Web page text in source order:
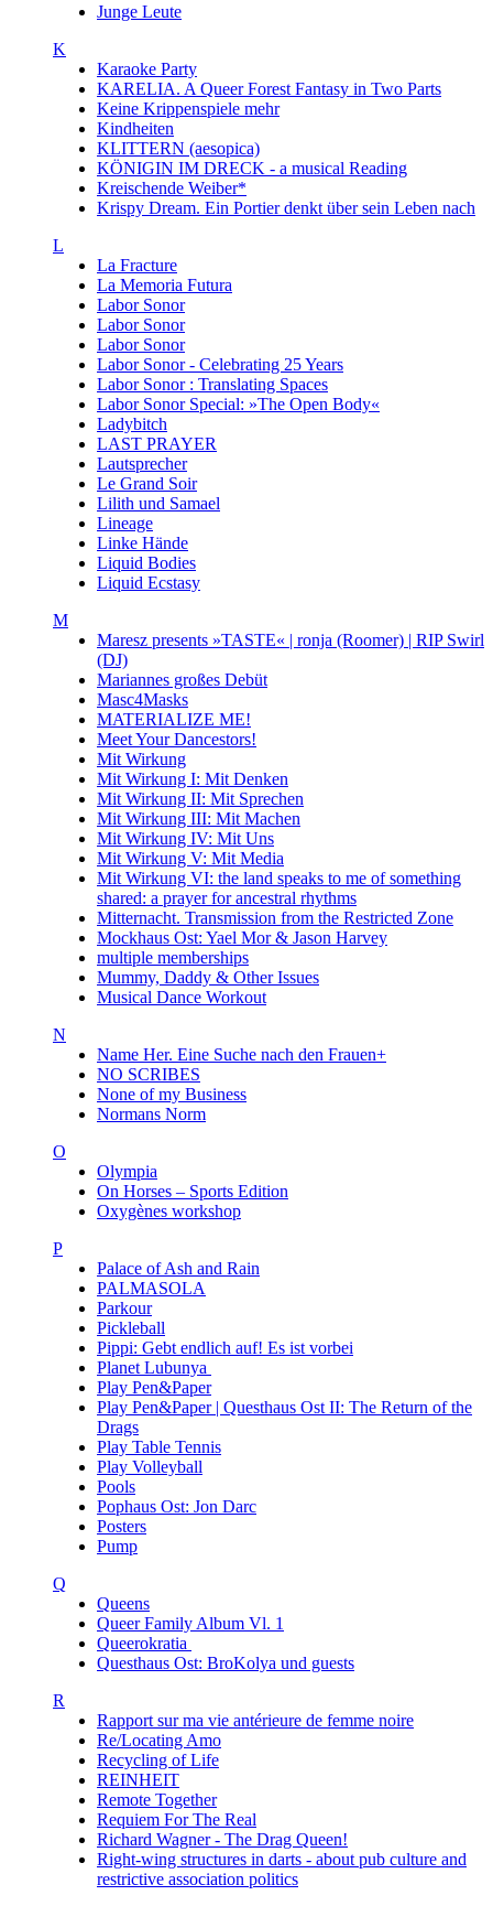
Junge Leute
K
Karaoke Party
KARELIA. A Queer Forest Fantasy in Two Parts
Keine Krippenspiele mehr
Kindheiten
KLITTERN (aesopica)
KÖNIGIN IM DRECK - a musical Reading
Kreischende Weiber*
Krispy Dream. Ein Portier denkt über sein Leben nach
L
La Fracture
La Memoria Futura
Labor Sonor
Labor Sonor
Labor Sonor
Labor Sonor - Celebrating 25 Years
Labor Sonor : Translating Spaces
Labor Sonor Special: »The Open Body«
Ladybitch
LAST PRAYER
Lautsprecher
Le Grand Soir
Lilith und Samael
Lineage
Linke Hände
Liquid Bodies
Liquid Ecstasy
M
Maresz presents »TASTE« | ronja (Roomer) | RIP Swirl
(DJ)
Mariannes großes Debüt
Masc4Masks
MATERIALIZE ME!
Meet Your Dancestors!
Mit Wirkung
Mit Wirkung I: Mit Denken
Mit Wirkung II: Mit Sprechen
Mit Wirkung III: Mit Machen
Mit Wirkung IV: Mit Uns
Mit Wirkung V: Mit Media
Mit Wirkung VI: the land speaks to me of something
shared: a prayer for ancestral rhythms
Mitternacht. Transmission from the Restricted Zone
Mockhaus Ost: Yael Mor & Jason Harvey
multiple memberships
Mummy, Daddy & Other Issues
Musical Dance Workout
N
Name Her. Eine Suche nach den Frauen+
NO SCRIBES
None of my Business
Normans Norm
O
Olympia
On Horses – Sports Edition
Oxygènes workshop
P
Palace of Ash and Rain
PALMASOLA
Parkour
Pickleball
Pippi: Gebt endlich auf! Es ist vorbei
Planet Lubunya
Play Pen&Paper
Play Pen&Paper | Questhaus Ost II: The Return of the
Drags
Play Table Tennis
Play Volleyball
Pools
Pophaus Ost: Jon Darc
Posters
Pump
Q
Queens
Queer Family Album Vl. 1
Queerokratia
Questhaus Ost: BroKolya und guests
R
Rapport sur ma vie antérieure de femme noire
Re/Locating Amo
Recycling of Life
REINHEIT
Remote Together
Requiem For The Real
Richard Wagner - The Drag Queen!
Right-wing structures in darts - about pub culture and
restrictive association politics